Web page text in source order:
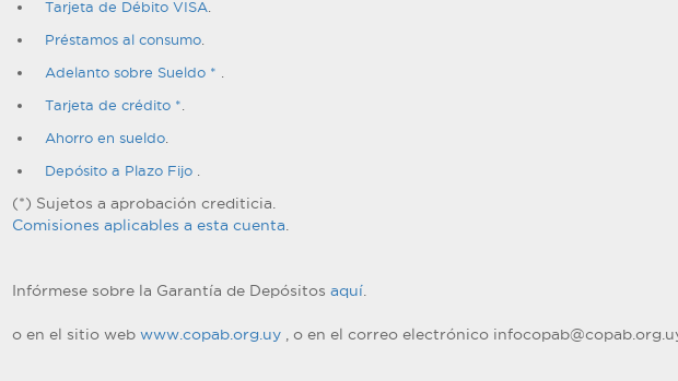
Tarjeta de Débito VISA
Préstamos al consumo
Adelanto sobre Sueldo *
Tarjeta de crédito *
Ahorro en sueldo
Depósito a Plazo Fijo
(*) Sujetos a aprobación crediticia.
Comisiones aplicables a esta cuenta
Infórmese sobre la Garantía de Depósitos aquí
o en el sitio web www.copab.org.uy , o en el correo electrónico